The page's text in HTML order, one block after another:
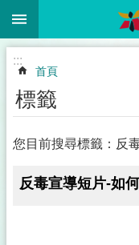
跳到主要內容區塊
:::
首頁
標籤
您目前搜尋標籤：反
反毒宣導短片-如